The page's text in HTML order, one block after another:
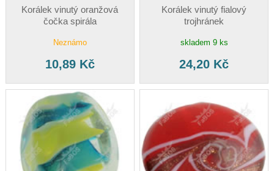
Korálek vinutý oranžová
čočka spirála
Neznámo
10,89 Kč
Korálek vinutý fialový
trojhránek
skladem 9 ks
24,20 Kč